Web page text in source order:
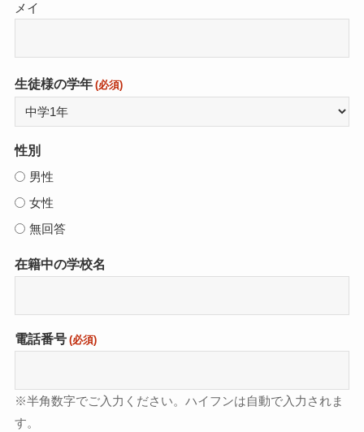
メイ
生徒様の学年 (必須)
性別
男性
女性
無回答
在籍中の学校名
電話番号 (必須)
※半角数字でご入力ください。ハイフンは自動で入力されま
す。